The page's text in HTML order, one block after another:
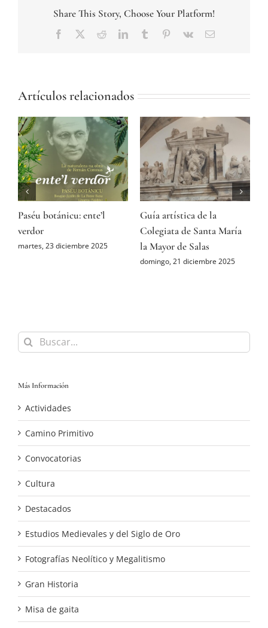
Share This Story, Choose Your Platform!
Facebook
TwitterRedditLinkedInTumblr Pinterest
Vk
Correo
Artículos relacionados
Paséu botánicu: ente’l
verdor
martes, 23 diciembre 2025
Guía artística de la
Colegiata de Santa María
la Mayor de Salas
domingo, 21 diciembre 2025
Buscar:
Más Información
Actividades
Camino Primitivo
Convocatorias
Cultura
Destacados
Estudios Medievales y del Siglo de Oro
Fotografías Neolítico y Megalitismo
Gran Historia
Misa de gaita